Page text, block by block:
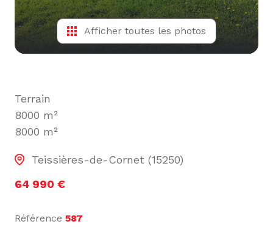
Afficher toutes les photos
Terrain
8000 m²
8000 m²
Teissières-de-Cornet (15250)
64 990 €
Référence 587